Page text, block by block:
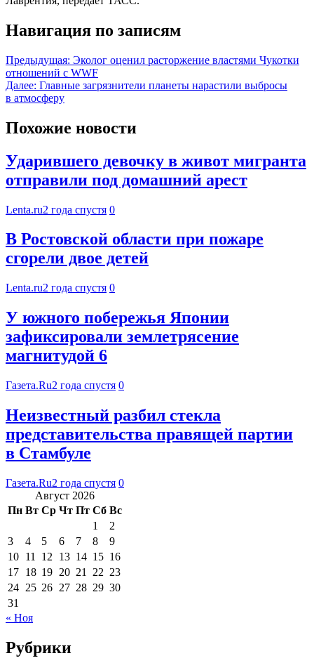
Навигация по записям
Предыдущая: Эколог оценил расторжение властями Чукотки
отношений с WWF
Далее: Главные загрязнители планеты нарастили выбросы
в атмосферу
Похожие новости
Ударившего девочку в живот мигранта
отправили под домашний арест
Lenta.ru2 года спустя 0
В Ростовской области при пожаре
сгорели двое детей
Lenta.ru2 года спустя 0
У южного побережья Японии
зафиксировали землетрясение
магнитудой 6
Газета.Ru2 года спустя 0
Неизвестный разбил стекла
представительства правящей партии
в Стамбуле
Газета.Ru2 года спустя 0
Август 2026
Пн Вт Ср Чт Пт Сб Вс
1
2
3
4 5 6 7 8
9
10 11 12 13 14 15 16
17 18 19 20 21 22 23
24 25 26 27 28 29 30
31
« Ноя
Рубрики